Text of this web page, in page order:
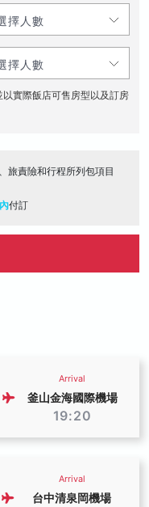
實際飯店可售房型以及訂房
旅責險和行程所列包項目
付訂
Arrival
釜山金海國際機場
19:20
Arrival
台中清泉岡機場